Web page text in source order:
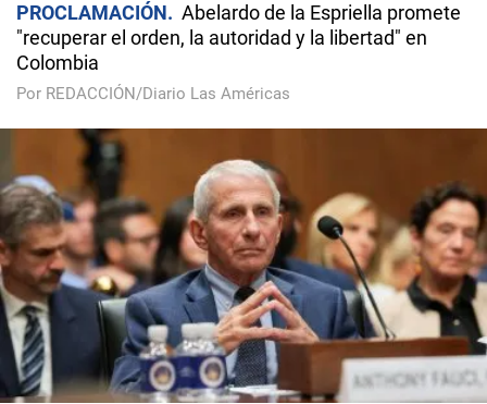
PROCLAMACIÓN
Abelardo de la Espriella promete
"recuperar el orden, la autoridad y la libertad" en
Colombia
Por REDACCIÓN/Diario Las Américas